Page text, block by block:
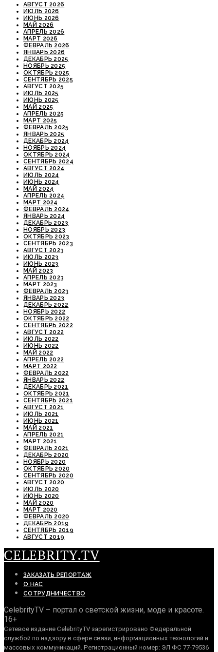
АВГУСТ 2026
ИЮЛЬ 2026
ИЮНЬ 2026
МАЙ 2026
АПРЕЛЬ 2026
МАРТ 2026
ФЕВРАЛЬ 2026
ЯНВАРЬ 2026
ДЕКАБРЬ 2025
НОЯБРЬ 2025
ОКТЯБРЬ 2025
СЕНТЯБРЬ 2025
АВГУСТ 2025
ИЮЛЬ 2025
ИЮНЬ 2025
МАЙ 2025
АПРЕЛЬ 2025
МАРТ 2025
ФЕВРАЛЬ 2025
ЯНВАРЬ 2025
ДЕКАБРЬ 2024
НОЯБРЬ 2024
ОКТЯБРЬ 2024
СЕНТЯБРЬ 2024
АВГУСТ 2024
ИЮЛЬ 2024
ИЮНЬ 2024
МАЙ 2024
АПРЕЛЬ 2024
МАРТ 2024
ФЕВРАЛЬ 2024
ЯНВАРЬ 2024
ДЕКАБРЬ 2023
НОЯБРЬ 2023
ОКТЯБРЬ 2023
СЕНТЯБРЬ 2023
АВГУСТ 2023
ИЮЛЬ 2023
ИЮНЬ 2023
МАЙ 2023
АПРЕЛЬ 2023
МАРТ 2023
ФЕВРАЛЬ 2023
ЯНВАРЬ 2023
ДЕКАБРЬ 2022
НОЯБРЬ 2022
ОКТЯБРЬ 2022
СЕНТЯБРЬ 2022
АВГУСТ 2022
ИЮЛЬ 2022
ИЮНЬ 2022
МАЙ 2022
АПРЕЛЬ 2022
МАРТ 2022
ФЕВРАЛЬ 2022
ЯНВАРЬ 2022
ДЕКАБРЬ 2021
ОКТЯБРЬ 2021
СЕНТЯБРЬ 2021
АВГУСТ 2021
ИЮЛЬ 2021
ИЮНЬ 2021
МАЙ 2021
АПРЕЛЬ 2021
МАРТ 2021
ФЕВРАЛЬ 2021
ДЕКАБРЬ 2020
НОЯБРЬ 2020
ОКТЯБРЬ 2020
СЕНТЯБРЬ 2020
АВГУСТ 2020
ИЮЛЬ 2020
ИЮНЬ 2020
МАЙ 2020
МАРТ 2020
ФЕВРАЛЬ 2020
ДЕКАБРЬ 2019
СЕНТЯБРЬ 2019
АВГУСТ 2019
CELEBRITY.TV
ЗАКАЗАТЬ РЕПОРТАЖ
О НАС
СОТРУДНИЧЕСТВО
CelebrityTV – портал о светской жизни, моде и красоте.
16+
Сетевое издание CelebrityTV зарегистрировано Федеральной
службой по надзору в сфере связи, информационных технологий и
массовых коммуникаций. Регистрационный номер: ЭЛ ФС 77-79536